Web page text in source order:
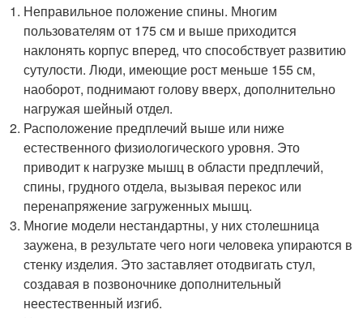
Неправильное положение спины. Многим
пользователям от 175 см и выше приходится
наклонять корпус вперед, что способствует развитию
сутулости. Люди, имеющие рост меньше 155 см,
наоборот, поднимают голову вверх, дополнительно
нагружая шейный отдел.
Расположение предплечий выше или ниже
естественного физиологического уровня. Это
приводит к нагрузке мышц в области предплечий,
спины, грудного отдела, вызывая перекос или
перенапряжение загруженных мышц.
Многие модели нестандартны, у них столешница
заужена, в результате чего ноги человека упираются в
стенку изделия. Это заставляет отодвигать стул,
создавая в позвоночнике дополнительный
неестественный изгиб.